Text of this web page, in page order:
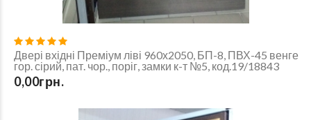
Двері вхідні Преміум ліві 960х2050, БП-8, ПВХ-45 венге
гор. сірий, пат. чор., поріг, замки к-т №5, код.19/18843
0,00грн.